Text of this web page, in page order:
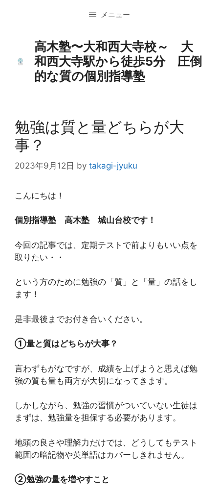
メニュー
高木塾〜大和西大寺校～ 大
和西大寺駅から徒歩5分 圧倒
的な質の個別指導塾
勉強は質と量どちらが大
事？
2023年9月12日 by takagi-jyuku
こんにちは！
個別指導塾 高木塾 城山台校です！
今回の記事では、定期テストで前よりもいい点を
取りたい・・
という方のために勉強の「質」と「量」の話をし
ます！
是非最後までお付き合いください。
①量と質はどちらが大事？
言わずもがなですが、成績を上げようと思えば勉
強の質も量も両方が大切になってきます。
しかしながら、勉強の習慣がついていない生徒は
まずは、勉強量を担保する必要があります。
地頭の良さや理解力だけでは、どうしてもテスト
範囲の暗記物や英単語はカバーしきれません。
②勉強の量を増やすこと